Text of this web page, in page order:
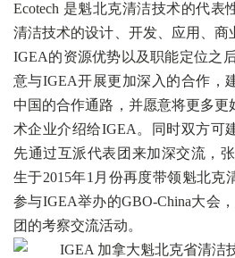
Ecotech 是魁北克清洁技术的代表
清洁技术的设计、开发、应用、商
IGEA的资源优势以及职能定位之
意与IGEA开展更加深入的合作，
中国的合作通路，并愿意将更多更
术企业介绍给IGEA。同时双方可
先通过互派代表团来加深交流，
生于2015年1月份再度带领魁北克
参与IGEA举办的GBO-China大会
团的考察交流活动。